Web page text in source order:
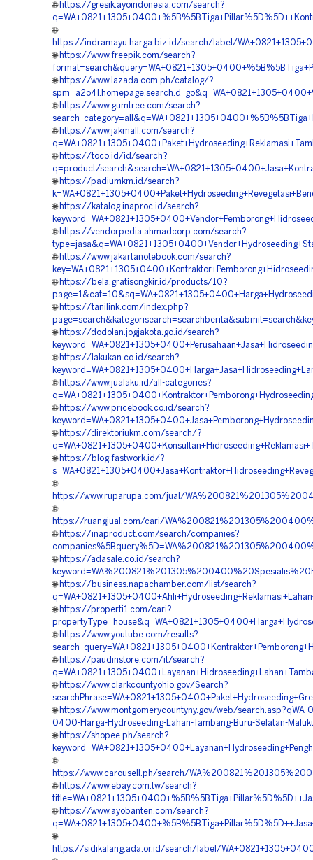
🌐 https://gresik.ayoindonesia.com/search?
🌐
https://indramayu.harga.biz.id/search/label/
🌐 https://www.freepik.com/search?
🌐 https://www.lazada.com.ph/catalog/?
🌐 https://www.gumtree.com/search?
🌐 https://www.jakmall.com/search?
🌐 https://toco.id/id/search?
q=product/
🌐 https://padiumkm.id/search?
🌐 https://katalog.inaproc.id/search?
🌐 https://vendorpedia.ahmadcorp.com/search?
🌐 https://www.jakartanotebook.com/search?
🌐 https://bela.gratisongkir.id/products/10?
🌐 https://tanilink.com/index.php?
🌐 https://dodolan.jogjakota.go.id/search?
🌐 https://lakukan.co.id/search?
🌐 https://www.jualaku.id/all-categories?
🌐 https://www.pricebook.co.id/search?
🌐 https://direktoriukm.com/search/?
🌐 https://blog.fastwork.id/?
🌐
https://www.ruparupa.com/jual/
🌐
https://ruangjual.com/cari/
🌐 https://inaproduct.com/search/companies?
🌐 https://adasale.co.id/search?
🌐 https://business.napachamber.com/list/search?
🌐 https://properti1.com/cari?
🌐 https://www.youtube.com/results?
🌐 https://paudinstore.com/it/search?
🌐 https://www.clarkcountyohio.gov/Search?
🌐 https://www.montgomerycountyny.gov/web/search.asp?qWA-
0400-Harga-Hydroseeding-Lahan-Tambang-Buru-Selatan-
🌐 https://shopee.ph/search?
🌐
https://www.carousell.ph/search/
🌐 https://www.ebay.com.tw/search?
🌐 https://www.ayobanten.com/search?
🌐
https://sidikalang.ada.or.id/search/label/